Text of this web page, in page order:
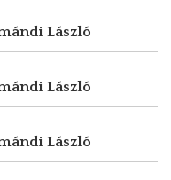
László
László
László